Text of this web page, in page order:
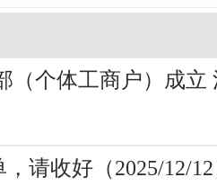
（个体工商户）成立
请收好（2025/12/12